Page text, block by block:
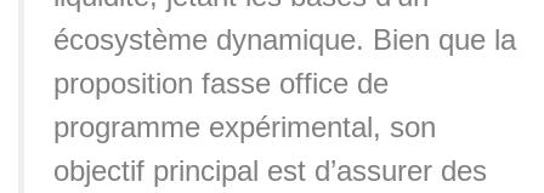
écosystème dynamique. Bien que la
proposition fasse office de
programme expérimental, son
objectif principal est d’assurer des